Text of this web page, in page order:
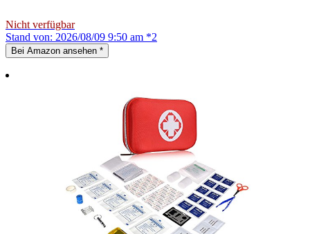
Nicht verfügbar
Stand von: 2026/08/09 9:50 am *2
Bei Amazon ansehen *